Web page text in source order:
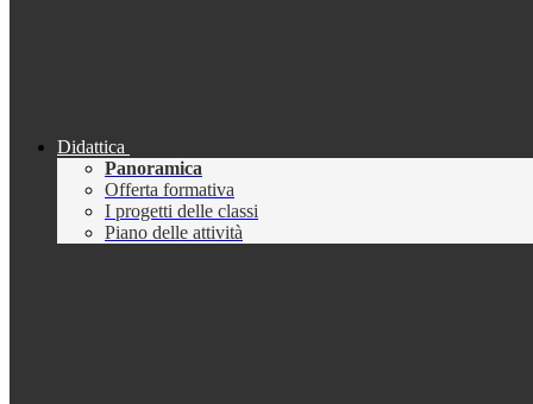
Didattica
Panoramica
Offerta formativa
I progetti delle classi
Piano delle attività